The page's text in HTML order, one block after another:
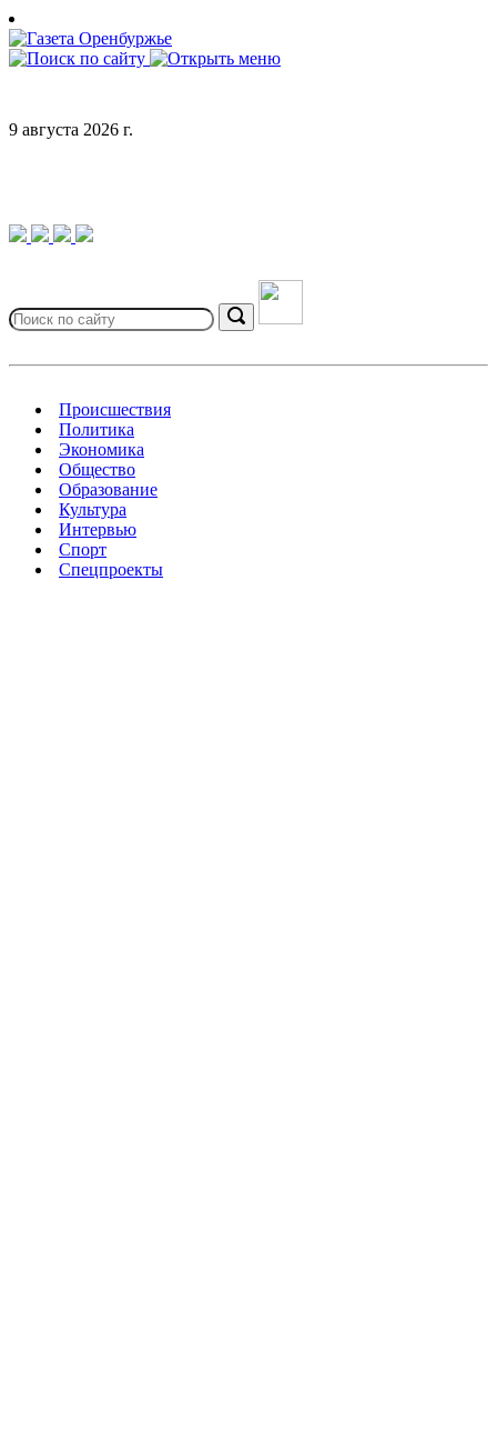
Skip
to
content
9 августа 2026 г.
for:
Search
Происшествия
Политика
Экономика
Общество
Образование
Культура
Интервью
Спорт
Спецпроекты